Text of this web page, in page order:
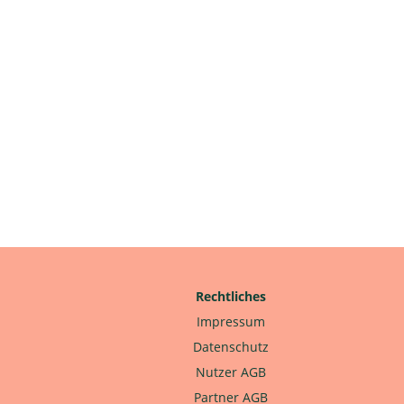
Rechtliches
Impressum
Datenschutz
Nutzer AGB
Partner AGB